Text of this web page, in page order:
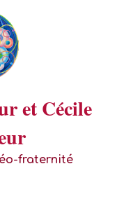
et Cécile
fraternité